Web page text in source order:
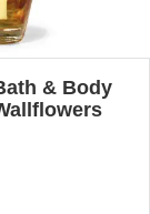
& Body